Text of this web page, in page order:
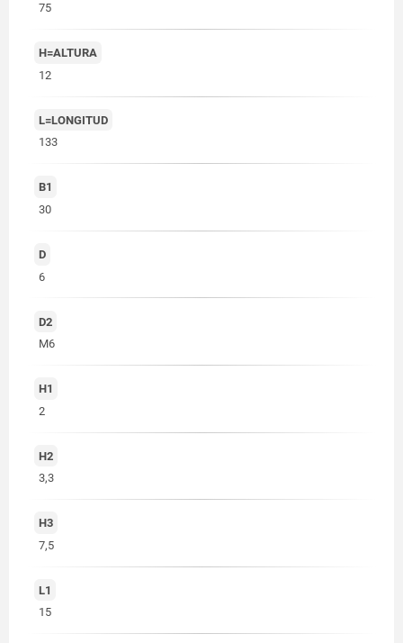
75
H=ALTURA
12
L=LONGITUD
133
B1
30
D
6
D2
M6
H1
2
H2
3,3
H3
7,5
L1
15